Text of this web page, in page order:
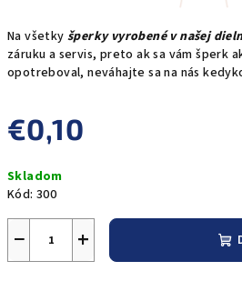
Na všetky šperky vyrobené v našej
záruku a servis, preto ak sa vám šperk
opotreboval, neváhajte sa na nás
€0,10
cena:
Skladom
Kód: 300
+
−